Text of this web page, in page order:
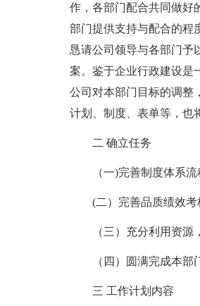
作，各部门配合共同做好
部门提供支持与配合的程
恳请公司领导与各部门予
案。鉴于企业行政建设是
公司对本部门目标的调整
计划、制度、表单等，也
二 确立任务
（一)完善制度体系流
(二）完善品质绩效
（三）充分利用资
（四）圆满完成本
三 工作计划内容